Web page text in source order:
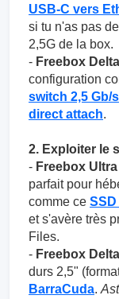
USB-C vers
si tu n'as pas
2,5G de la box.
- Freebox
configuration
switch 2,5 Gb/s
direct attach.
2. Exploiter le
- Freebox Ultra
parfait pour
comme ce SSD
et s'avère très
Files.
- Freebox
durs 2,5"
BarraCuda.